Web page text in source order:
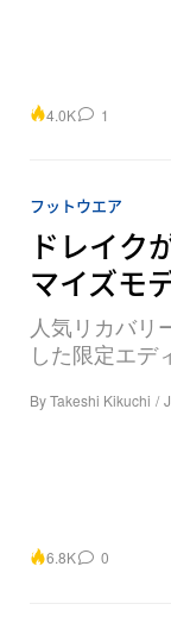
4.0K 1
フットウエア
ドレイク
マイズモ
人気リカバリ
した限定エデ
ByTakeshi Kikuchi /
6.8K 0